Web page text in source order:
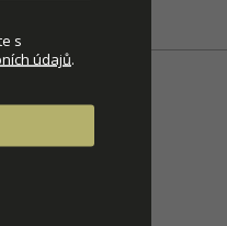
s
údajů.